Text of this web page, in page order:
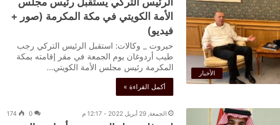
الأخبار
الأمة الكويتي في مكة المكرمة (صور +
فيديو)
حيروت _ وكالات: استقبل الرئيس التركي رجب
طيب أردوغان يوم الجمعة في مقر إقامته بمكة
المكرمة رئيس مجلس الأمة الكويتي…
أكمل القراءة »
الجمعة, 29 أبريل 2022 - 12:17 م 0
174